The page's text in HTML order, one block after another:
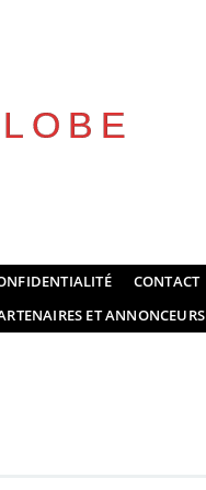
CONTACT
ET ANNONCEURS